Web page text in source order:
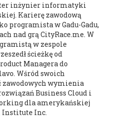
inżynier informatyki
Karierę zawodową
programista w Gadu-Gadu,
nad grą CityRace.me. W
w zespole
ścieżkę od
Managera do
Wśród swoich
zawodowych wymienia
Business Cloud i
dla amerykańskiej
Institute Inc.